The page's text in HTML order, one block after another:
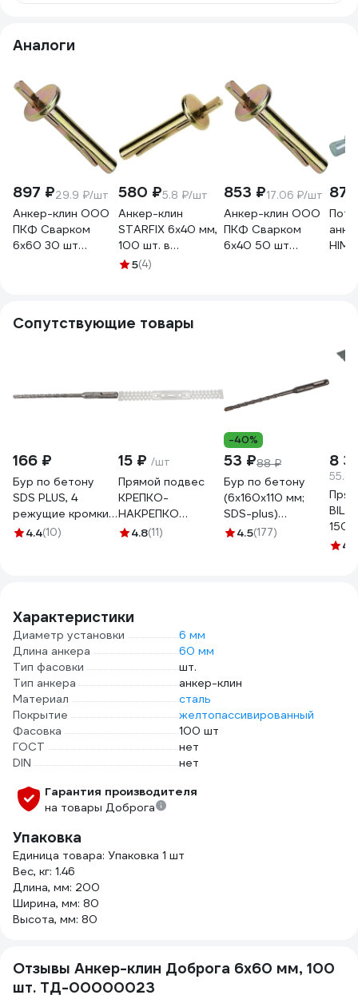
Аналоги
897 ₽29.9 ₽/шт
Анкер-клин ООО
ПКФ Сварком
6x60 30 шт
580 ₽5.8 ₽/шт
Анкер-клин
STARFIX 6x40 мм,
100 шт. в
картонной
5(4)
853 ₽17.06 ₽/шт
Анкер-клин ООО
ПКФ Сварком
6x40 50 шт
Сопутствующие товары
166 ₽
Бур по бетону
SDS PLUS, 4
режущие кромки
6x150 мм
4.4(10)
15 ₽ /шт
Прямой подвес
КРЕПКО-
НАКРЕПКО
275х30х0,4 мм,
4.8(11)
-40%
53 ₽88 ₽
Бур по бетону
(6x160х110 мм;
SDS-plus)
СИБРТЕХ 70555
4.5(177)
8
150
ПП-4.9
Характеристики
Диаметр установки
6 мм
Длина анкера
60 мм
Тип фасовки
шт.
Тип анкера
анкер-клин
Материал
сталь
Покрытие
желтопассивированный
Фасовка
100 шт
ГОСТ
нет
DIN
нет
Гарантия производителя
на товары Доброга
Упаковка
Единица товара: Упаковка 1 шт
Вес, кг: 1.46
Длина, мм: 200
Ширина, мм: 80
Высота, мм: 80
Отзывы Анкер-клин Доброга 6x60 мм, 100
шт. ТД-00000023